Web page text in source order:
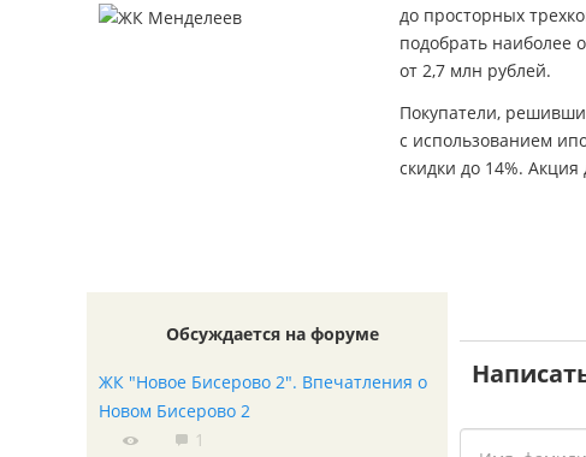
до просторных
подобрать наиболее
от 2,7 млн рублей.
Покупатели,
с использованием
скидки до 14%. Акция
Обсуждается на форуме
ЖК "Новое Бисерово 2". Впечатления о
Новом Бисерово 2
1